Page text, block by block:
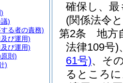
確保し、
(関係法令
第2条
地方
法律109号)
61号)、そ
るところ
)
る者の責務)
び運用)
び運用)
則)
)